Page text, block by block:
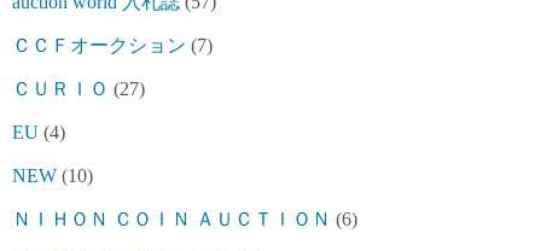
ＣＣＦオークション (7)
ＣＵＲＩＯ (27)
EU (4)
NEW (10)
ＮＩＨＯＮ ＣＯＩＮ ＡＵＣＴＩＯＮ (6)